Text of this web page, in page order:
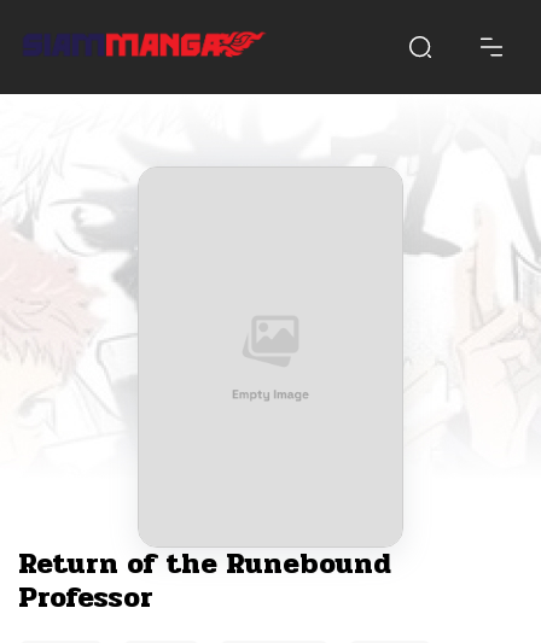
Return of the Runebound
Professor